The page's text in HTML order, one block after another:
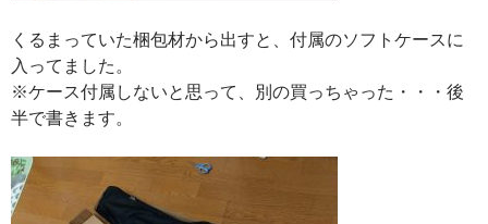
くるまっていた梱包材から出すと、付属のソフトケースに
入ってました。
※ケース付属しないと思って、別の買っちゃった・・・後
半で書きます。